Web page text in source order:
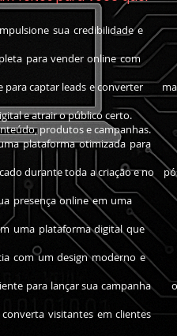
impulsione sua credibilidade
para vender online
para captar leads e converter
e atrair o público certo.
produtos e campanhas.
uma plataforma otimizada para
durante toda a criação e no
sua presença online em
com uma plataforma digital que
com um design moderno e
para lançar sua campanha
converta visitantes em clientes